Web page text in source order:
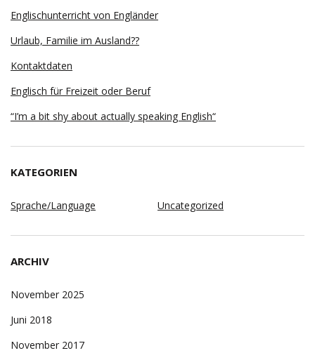
Englischunterricht von Engländer
Urlaub, Familie im Ausland??
Kontaktdaten
Englisch für Freizeit oder Beruf
“I’m a bit shy about actually speaking English“
KATEGORIEN
Sprache/Language Uncategorized
ARCHIV
November 2025
Juni 2018
November 2017